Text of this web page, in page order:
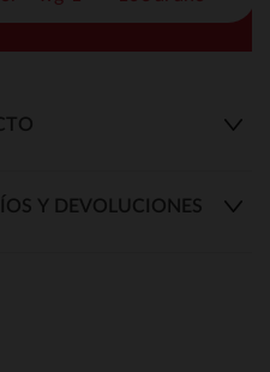
Y DEVOLUCIONES